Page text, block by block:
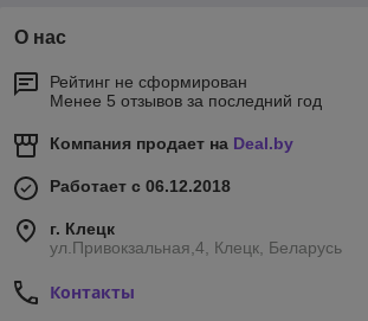
О нас
Рейтинг не сформирован
Менее 5 отзывов за последний год
Компания продает на Deal.by
Работает с 06.12.2018
г. Клецк
ул.Привокзальная,4, Клецк, Беларусь
Контакты